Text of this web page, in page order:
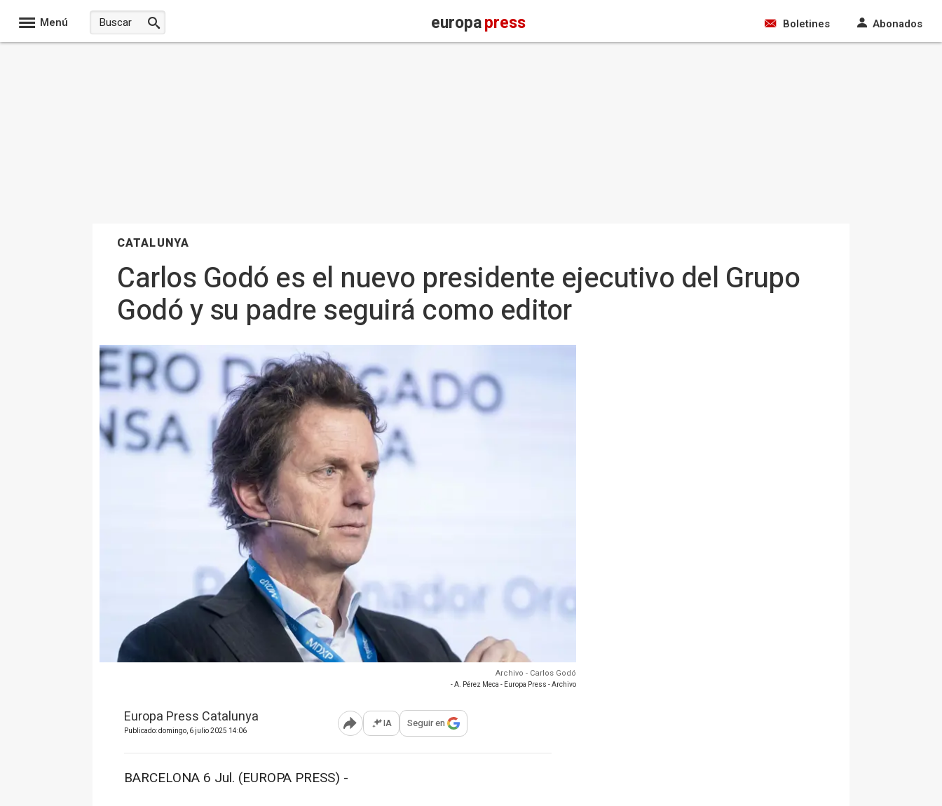
Menú europapress Boletines Abonados
CATALUNYA
Carlos Godó es el nuevo presidente ejecutivo del Grupo
Godó y su padre seguirá como editor
Archivo - Carlos Godó
- A. Pérez Meca - Europa Press - Archivo
Europa Press Catalunya
Publicado: domingo, 6 julio 2025 14:06 Abrir opciones para compartir
IA Seguir en
BARCELONA 6 Jul. (EUROPA PRESS) -